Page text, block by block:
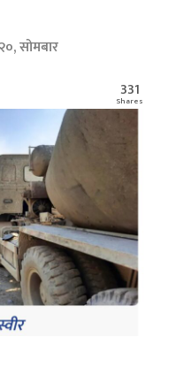
सोमबार
331
Shares